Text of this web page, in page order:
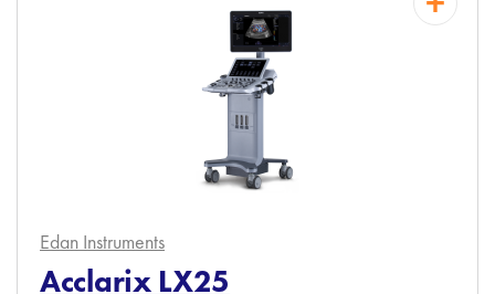
Edan Instruments
Acclarix LX25